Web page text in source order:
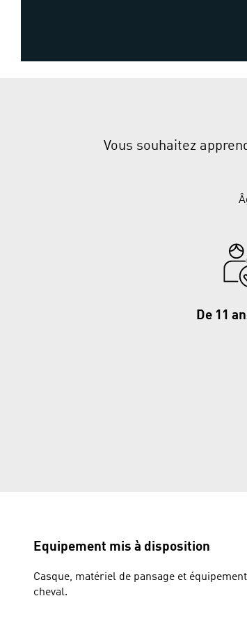
Vous souhaitez
De 11
Equipement mis à disposition
Casque, matériel de pansage et
cheval.